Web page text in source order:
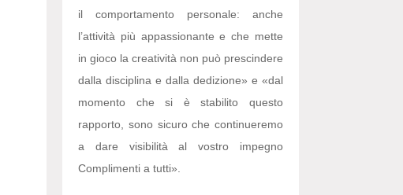
il comportamento personale: anche
l’attività più appassionante e che mette
in gioco la creatività non può prescindere
dalla disciplina e dalla dedizione» e «dal
momento che si è stabilito questo
rapporto, sono sicuro che continueremo
a dare visibilità al vostro impegno
Complimenti a tutti».